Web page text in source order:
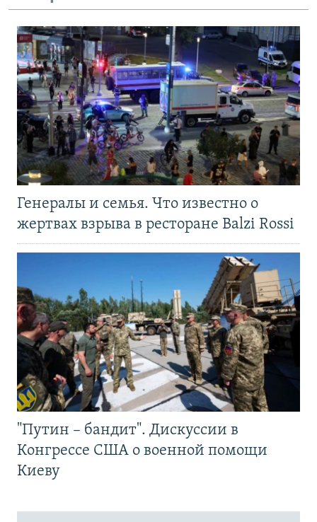
Генералы и семья. Что известно о
жертвах взрыва в ресторане Balzi Rossi
"Путин – бандит". Дискуссии в
Конгрессе США о военной помощи
Киеву